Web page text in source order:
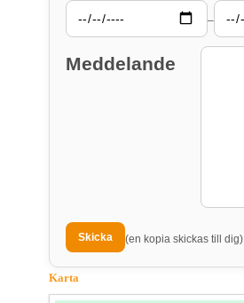
–
Meddelande
(en kopia skickas till dig)
Karta